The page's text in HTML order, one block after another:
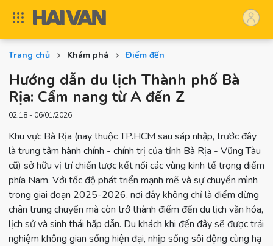
Trang chủ Khám phá Điểm đến
Hướng dẫn du lịch Thành phố Bà
Rịa: Cẩm nang từ A đến Z
02:18 - 06/01/2026
Khu vực Bà Rịa (nay thuộc TP.HCM sau sáp nhập, trước đây
là trung tâm hành chính - chính trị của tỉnh Bà Rịa - Vũng Tàu
cũ) sở hữu vị trí chiến lược kết nối các vùng kinh tế trọng điểm
phía Nam. Với tốc độ phát triển mạnh mẽ và sự chuyển mình
trong giai đoạn 2025-2026, nơi đây không chỉ là điểm dừng
chân trung chuyển mà còn trở thành điểm đến du lịch văn hóa,
lịch sử và sinh thái hấp dẫn. Du khách khi đến đây sẽ được trải
nghiệm không gian sống hiện đại, nhịp sống sôi động cùng hạ